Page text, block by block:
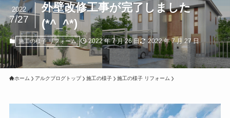
外壁改修工事が完了しました
(*^_^*)
2022
7/27
施工の様子 リフォーム 2022 年 7 月 26 日 2022 年 7 月 27 日
ホーム アルクブログトップ 施工の様子 施工の様子 リフォーム